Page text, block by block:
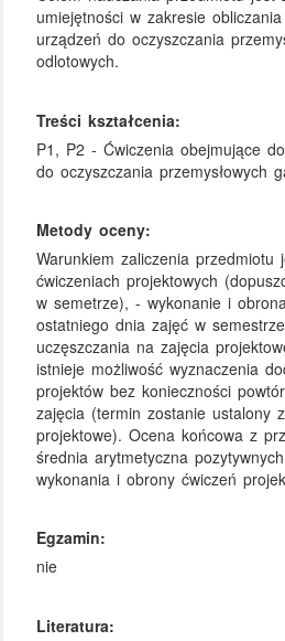
umiejętności w zakresie
urządzeń do oczyszczania
odlotowych.
Treści kształcenia:
P1, P2 - Ćwiczenia obejmujące
do oczyszczania przemysłowych
Metody oceny:
Warunkiem zaliczenia przedmiotu
ćwiczeniach projektowych
w semetrze), - wykonanie i
ostatniego dnia zajęć w
uczęszczania na zajęcia
istnieje możliwość wyznaczenia
projektów bez konieczności
zajęcia (termin zostanie ustalony
projektowe). Ocena końcowa z
średnia arytmetyczna
wykonania i obrony ćwiczeń
Egzamin:
nie
Literatura: